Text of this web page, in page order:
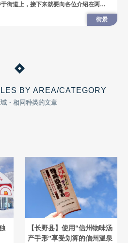
街道上，接下来就要向各位介绍在两条
街景
BY AREA/CATEGORY
・相同种类的文章
【长野县】使用“信州物味汤
产手形”享受划算的信州温泉